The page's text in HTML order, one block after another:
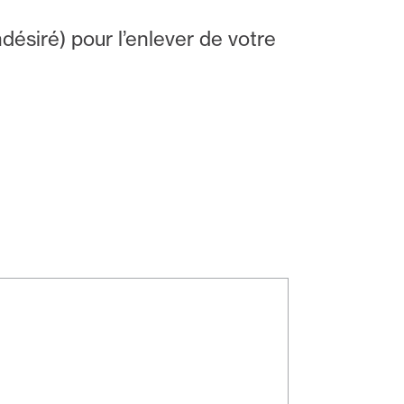
pour l’enlever de votre